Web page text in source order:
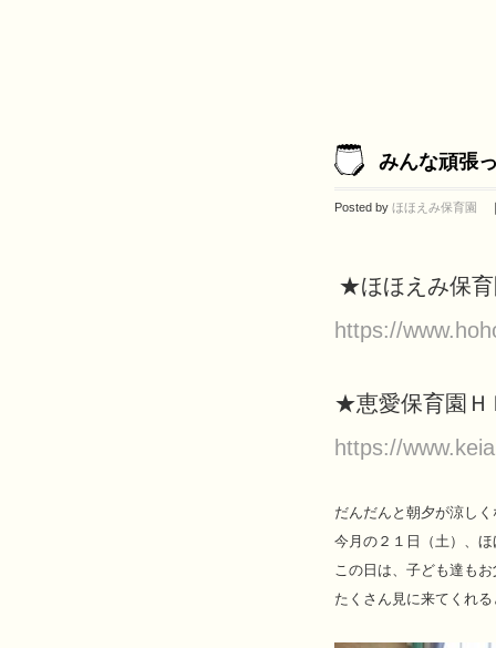
みんな頑張
Posted by ほほえみ保育園
★ほほえみ保
https://
★恵愛保育園
https://
だんだんと朝夕が涼し
今月の２１日（土）、
この日は、子ども達も
たくさん見に来てくれ